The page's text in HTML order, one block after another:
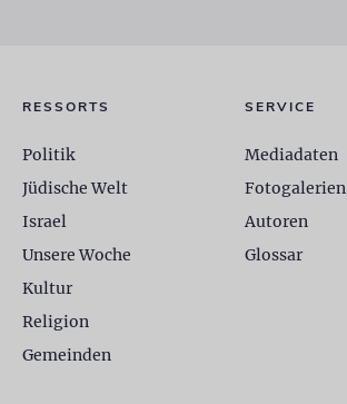
RESSORTS
Politik
Jüdische Welt
Israel
Unsere Woche
Kultur
Religion
Gemeinden
SERVICE
Mediadaten
Fotogalerien
Autoren
Glossar